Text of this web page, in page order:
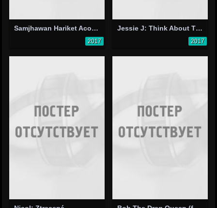
Samjhawan Hariket Acoustics
2017
Jessie J: Think About That
2017